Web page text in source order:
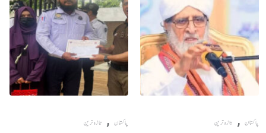
پاکستان , تازہ ترین پاکستان , تازہ ترین